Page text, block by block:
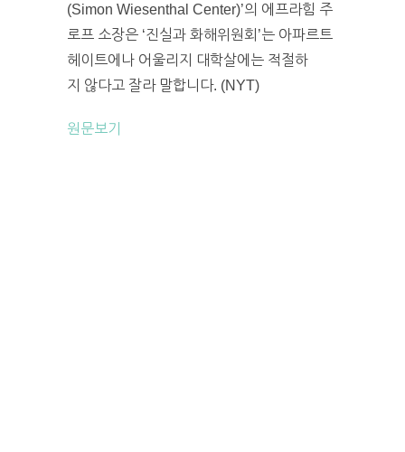
(Simon Wiesenthal Center)’의 에프라힘 주
로프 소장은 ‘진실과 화해위원회’는 아파르트
헤이트에나 어울리지 대학살에는 적절하
지 않다고 잘라 말합니다. (NYT)
원문보기